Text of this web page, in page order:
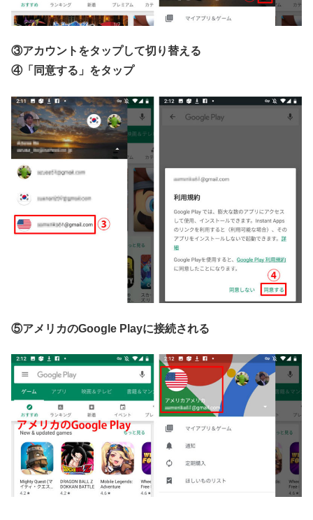
③アカウントをタップして切り替える
④「同意する」をタップ
⑤アメリカのGoogle Playに接続される